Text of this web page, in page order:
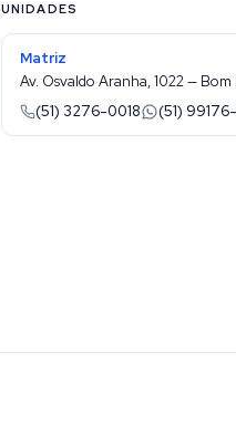
UNIDADES
Matriz
Av. Osvaldo Aranha, 1022 —
(51) 3276-0018
(51)